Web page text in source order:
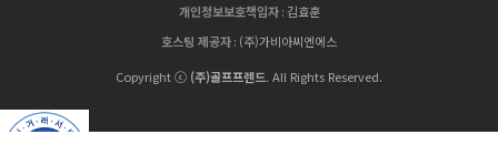
개인정보보호책임자 : 김효훈
호스팅 제공자: (주)가비아씨엔에스
Copyright ⓒ (주)골프프렌드. All Rights Reserved.